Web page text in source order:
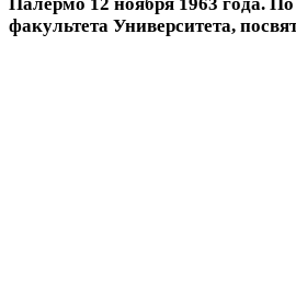
факультета Университета,